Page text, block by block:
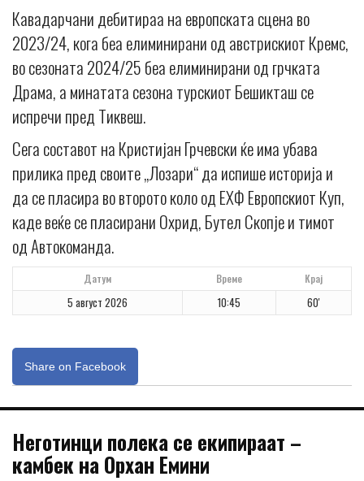
Кавадарчани дебитираа на европската сцена во
2023/24, кога беа елиминирани од австрискиот Кремс,
во сезоната 2024/25 беа елиминирани од грчката
Драма, а минатата сезона турскиот Бешикташ се
испречи пред Тиквеш.
Сега составот на Кристијан Грчевски ќе има убава
прилика пред своите „Лозари“ да испише историја и
да се пласира во второто коло од ЕХФ Европскиот Куп,
каде веќе се пласирани Охрид, Бутел Скопје и тимот
од Автокоманда.
Датум Време Крај
5 август 2026 10:45 60'
Share on Facebook
Неготинци полека се екипираат –
камбек на Орхан Емини